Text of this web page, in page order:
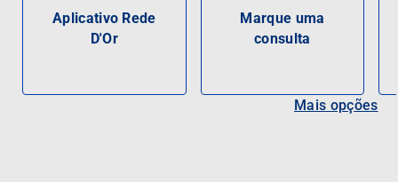
Aplicativo Rede
D'Or
Marque uma
consulta
Mais opções